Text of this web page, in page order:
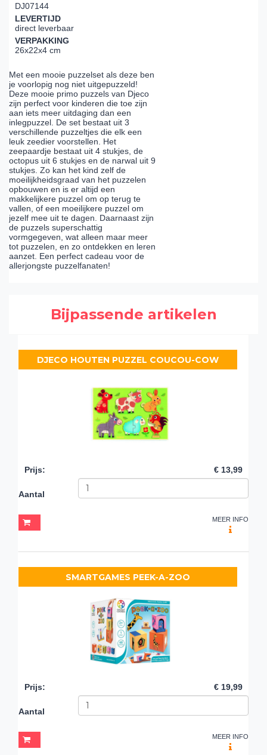
DJ07144
LEVERTIJD
direct leverbaar
VERPAKKING
26x22x4 cm
Met een mooie puzzelset als deze ben
je voorlopig nog niet uitgepuzzeld!
Deze mooie primo puzzels van Djeco
zijn perfect voor kinderen die toe zijn
aan iets meer uitdaging dan een
inlegpuzzel. De set bestaat uit 3
verschillende puzzeltjes die elk een
leuk zeedier voorstellen. Het
zeepaardje bestaat uit 4 stukjes, de
octopus uit 6 stukjes en de narwal uit 9
stukjes. Zo kan het kind zelf de
moeilijkheidsgraad van het puzzelen
opbouwen en is er altijd een
makkelijkere puzzel om op terug te
vallen, of een moeilijkere puzzel om
jezelf mee uit te dagen. Daarnaast zijn
de puzzels superschattig
vormgegeven, wat alleen maar meer
tot puzzelen, en zo ontdekken en leren
aanzet. Een perfect cadeau voor de
allerjongste puzzelfanaten!
Bijpassende artikelen
DJECO HOUTEN PUZZEL COUCOU-COW
Prijs: € 13,99
Aantal
MEER INFO
SMARTGAMES PEEK-A-ZOO
Prijs: € 19,99
Aantal
MEER INFO